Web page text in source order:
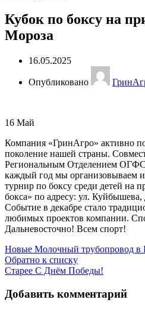
Кубок по боксу на
Мороза
16.05.2025
Опубликовано
16 Май
Компания «ГринАгро» активно
поколение нашей страны.
Региональным Отделением
каждый год мы организовываем
турнир по боксу среди детей на
бокса» по адресу: ул. Куйбышева,
Событие в декабре стало
любимых проектов компании.
Дальневосточно! Всем спорт!
Новые Молочный трубопровод в
Обратно к списку
Старее С Днём Победы!
Добавить комментарий